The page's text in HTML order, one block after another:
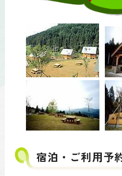
宿泊・ご利用予